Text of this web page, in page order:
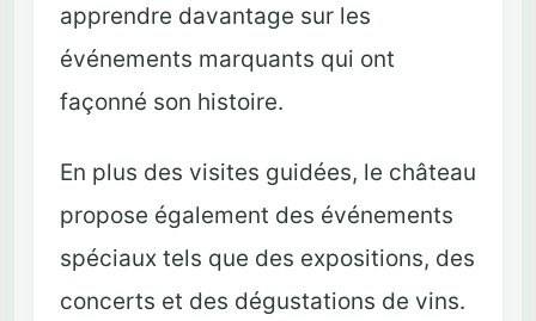
apprendre davantage sur les
événements marquants qui ont
façonné son histoire.
En plus des visites guidées, le château
propose également des événements
spéciaux tels que des expositions, des
concerts et des dégustations de vins.